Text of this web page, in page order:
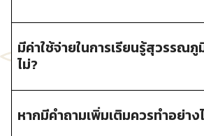
มีค่าใช้จ่ายในการเรียนรู้สุวรรณ
ไม่?
หากมีคำถามเพิ่มเติมควรทำอย่าง